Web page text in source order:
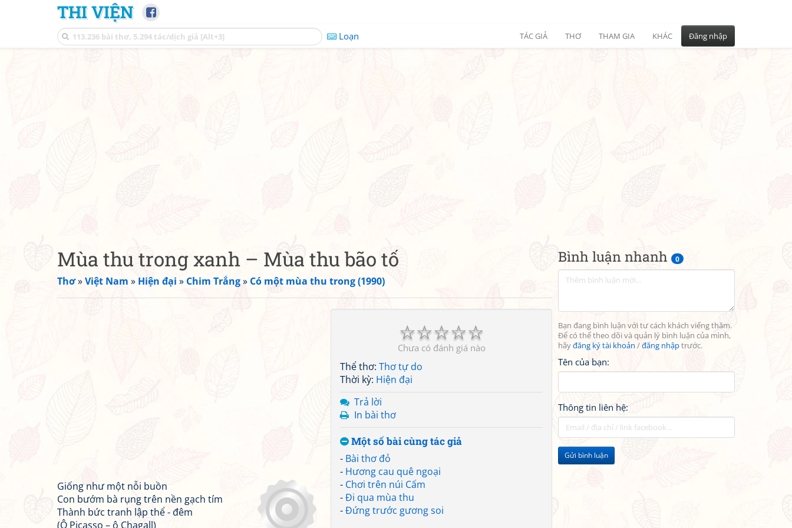
THI VIỆN
Loạn TÁC GIẢ THƠ THAM GIA KHÁC Đăng nhập
Bình luận nhanh 0
Bạn đang bình luận với tư cách khách viếng thăm.
Để có thể theo dõi và quản lý bình luận của mình,
hãyđăng ký tài khoản /đăng nhậptrước.
Tên của bạn:
Thông tin liên hệ:
Gửi bình luận
Mùa thu trong xanh – Mùa thu bão tố
Thơ»Việt Nam » Hiện đại » Chim Trắng» Có một mùa thu trong (1990)
☆
☆
☆
☆
☆
Chưa có đánh giá nào
Thể thơ: Thơ tự do
Thời kỳ: Hiện đại
Trả lời
In bài thơ
Một số bài cùng tác giả
- Bài thơ đỏ
- Hương cau quê ngoại
- Chơi trên núi Cấm
-Đi qua mùa thu
-Đứng trước gương soi
Giống như một nỗi buồn
Con bướm bà rụng trên nền gạch tím
Thành bức tranh lập thể - đêm
(Ô Picasso – ô Chagall)